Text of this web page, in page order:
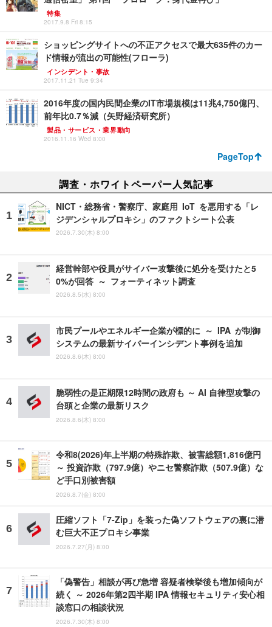
特集
2017.9.8 Fri 8:15
ショッピングサイトへの不正アクセスで最大635件のカー
ド情報が流出の可能性(フローラ)
インシデント・事故
2017.11.21 Tue 9:34
2016年度の国内民間企業のIT市場規模は11兆4,750億円、
前年比0.7％減（矢野経済研究所）
製品・サービス・業界動向
2016.11.16 Wed 8:00
PageTop
調査・ホワイトペーパー人気記事
NICT・総務省・警察庁、家庭用 IoT を悪用する「レ
ジデンシャルプロキシ」のファクトシート公表
2026.7.30(木) 8:00
経営幹部や役員がサイバー攻撃後に処分を受けたと5
0%が回答 ～ フォーティネット調査
2026.8.5(水) 8:00
市民プールやエネルギー企業が標的に ～ IPA が制御
システムの最新サイバーインシデント事例を追加
2026.8.6(木) 8:00
脆弱性の是正期限12時間の政府も ～ AI 自律型攻撃の
台頭と企業の最新リスク
2026.8.6(木) 8:00
令和8(2026)年上半期の特殊詐欺、被害総額1,816億円
～ 投資詐欺（797.9億）やニセ警察詐欺（507.9億）な
ど手口別被害額
2026.8.7(金) 8:00
圧縮ソフト「7-Zip」を装った偽ソフトウェアの裏に潜
む巨大不正プロキシ事業
2026.7.27(月) 8:00
「偽警告」相談が再び急増 容疑者検挙後も増加傾向が
続く ～ 2026年第2四半期 IPA 情報セキュリティ安心相
談窓口の相談状況
2026.7.30(木) 8:00